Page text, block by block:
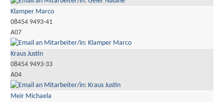
Klamper Marco
08454 9493-41
A07
Kraus Justin
08454 9493-33
A04
Meir Michaela